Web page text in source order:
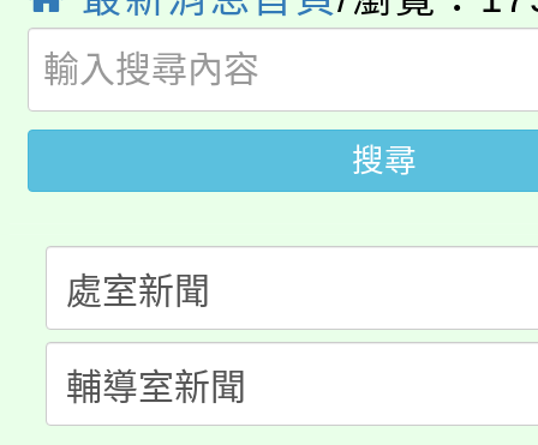
視費優惠，中低收入戶
半價優惠，詳情可洽有
者。
大園自造教育及科技中
份教師增能研習
大溪自造教育及科技中
淨零綠生活教案入校路
會
程
搜尋